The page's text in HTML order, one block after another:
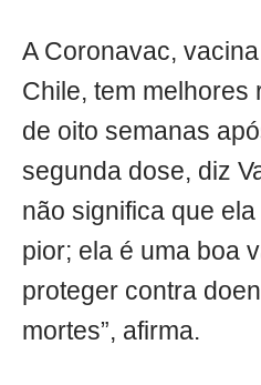
A Coronavac,
Chile, tem melhores
de oito semanas
segunda dose, diz
não significa que
pior; ela é uma boa
proteger contra
mortes”, afirma.